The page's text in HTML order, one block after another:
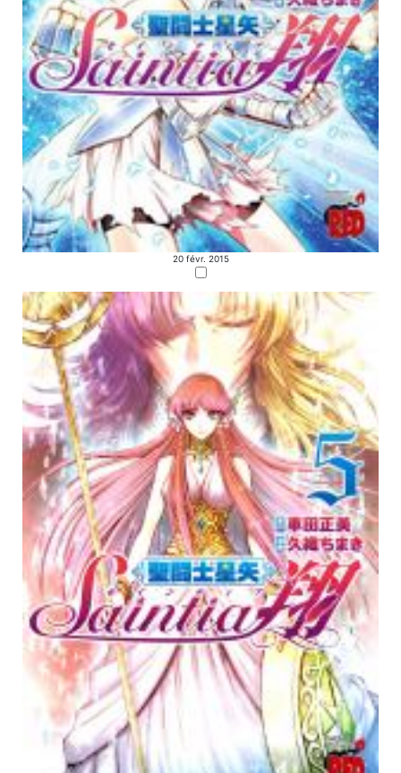
20 févr. 2015